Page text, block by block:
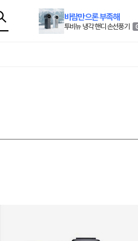
바람만으론 부족해
투비뉴 냉각 핸디 손선풍기